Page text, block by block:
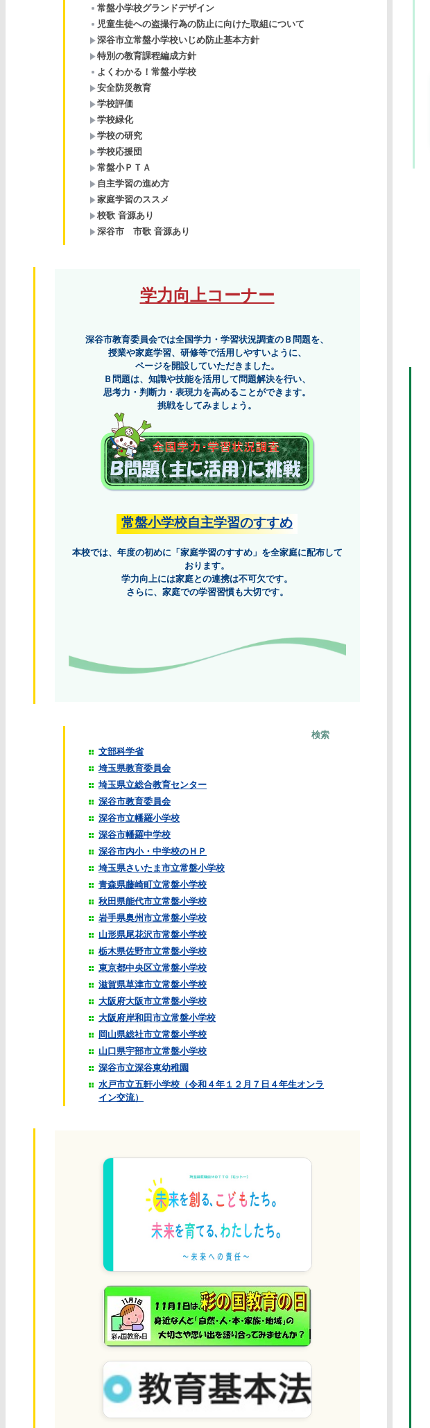
常盤小学校グランドデザイン
児童生徒への盗撮行為の防止に向けた取組について
深谷市立常盤小学校いじめ防止基本方針
特別の教育課程編成方針
よくわかる！常盤小学校
安全防災教育
学校評価
学校緑化
学校の研究
学校応援団
常盤小ＰＴＡ
自主学習の進め方
家庭学習のススメ
校歌 音源あり
深谷市 市歌 音源あり
学力向上コーナー
深谷市教育委員会では全国学力・学習状況調査のＢ問題を、
授業や家庭学習、研修等で活用しやすいように、
ページを開設していただきました。
Ｂ問題は、知識や技能を活用して問題解決を行い、
思考力・判断力・表現力を高めることができます。
挑戦をしてみましょう。
常盤小学校自主学習のすすめ
本校では、年度の初めに「家庭学習のすすめ」を全家庭に配布して
おります。
学力向上には家庭との連携は不可欠です。
さらに、家庭での学習習慣も大切です。
検索
文部科学省
埼玉県教育委員会
埼玉県立総合教育センター
深谷市教育委員会
深谷市立幡羅小学校
深谷市幡羅中学校
深谷市内小・中学校のＨＰ
埼玉県さいたま市立常盤小学校
青森県藤崎町立常盤小学校
秋田県能代市立常盤小学校
岩手県奥州市立常盤小学校
山形県尾花沢市常盤小学校
栃木県佐野市立常盤小学校
東京都中央区立常盤小学校
滋賀県草津市立常盤小学校
大阪府大阪市立常盤小学校
大阪府岸和田市立常盤小学校
岡山県総社市立常盤小学校
山口県宇部市立常盤小学校
深谷市立深谷東幼稚園
水戸市立五軒小学校（令和４年１２月７日４年生オンラ
イン交流）